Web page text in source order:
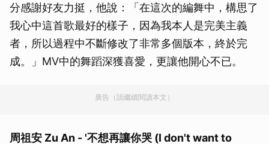
分感謝好友力挺，他說：「在這次的編舞中，構思了
我心中這首歌最好的樣子，因為我本人是完美主義
者，所以過程中不斷修改了非常多個版本，終於完
成。」MV中的舞蹈深獲喜愛，更讓他開心不已。
廣告（請繼續閱讀本文）
周祖安 Zu An - '不想再讓你哭 (I don't want to